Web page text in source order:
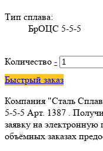
Тип сплава:
БрОЦС 5-5-5
Количество -
Быстрый заказ
Компания "Сталь
5-5-5 Арт. 1387 .
заявку на электронную
объёмных заказах